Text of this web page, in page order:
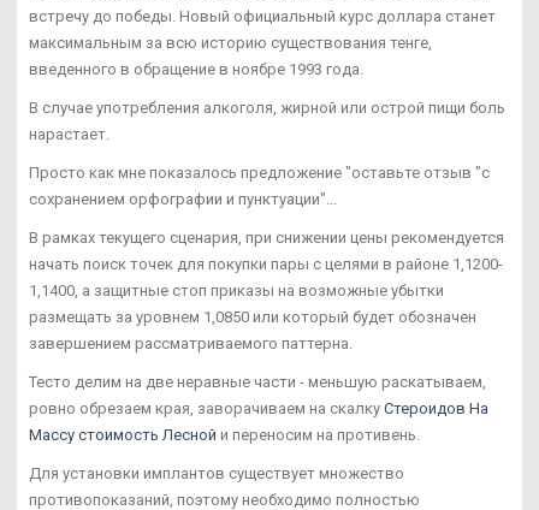
встречу до победы. Новый официальный курс доллара станет
максимальным за всю историю существования тенге,
введенного в обращение в ноябре 1993 года.
В случае употребления алкоголя, жирной или острой пищи боль
нарастает.
Просто как мне показалось предложение "оставьте отзыв "с
сохранением орфографии и пунктуации"...
В рамках текущего сценария, при снижении цены рекомендуется
начать поиск точек для покупки пары с целями в районе 1,1200-
1,1400, а защитные стоп приказы на возможные убытки
размещать за уровнем 1,0850 или который будет обозначен
завершением рассматриваемого паттерна.
Тесто делим на две неравные части - меньшую раскатываем,
ровно обрезаем края, заворачиваем на скалку Стероидов На
Массу стоимость Лесной и переносим на противень.
Для установки имплантов существует множество
противопоказаний, поэтому необходимо полностью